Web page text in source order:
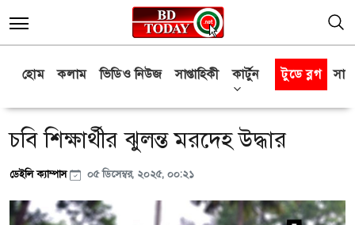
হোম কলাম ভিডিও নিউজ সাপ্তাহিকী কার্টুন টুডে ব্লগ
চবি শিক্ষার্থীর ঝুলন্ত মরদেহ উদ্ধার
ডেইলি ক্যাম্পাস ০৫ ডিসেম্বর, ২০২৫, ০০:২১